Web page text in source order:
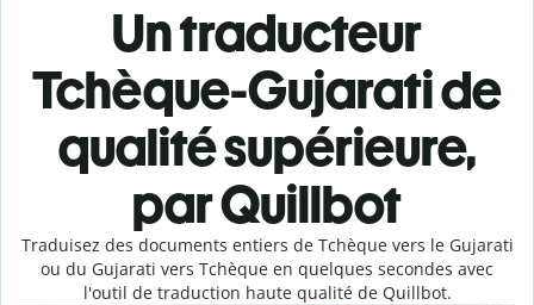
Un traducteur
Tchèque-Gujarati de
qualité supérieure,
par Quillbot
Traduisez des documents entiers de Tchèque vers le Gujarati
ou du Gujarati vers Tchèque en quelques secondes avec
l'outil de traduction haute qualité de Quillbot.